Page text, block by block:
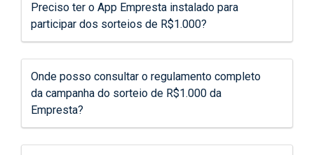
Preciso ter o App Empresta instalado para
participar dos sorteios de R$1.000?
Onde posso consultar o regulamento completo
da campanha do sorteio de R$1.000 da
Empresta?